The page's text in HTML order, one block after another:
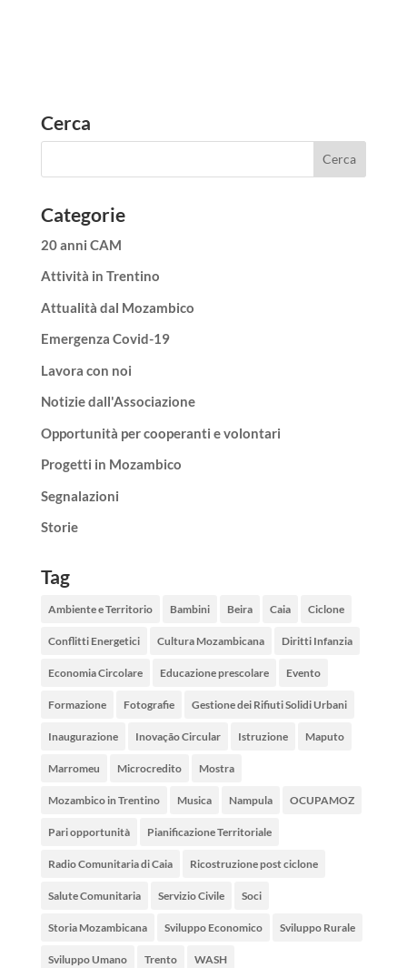
Cerca
Categorie
20 anni CAM
Attività in Trentino
Attualità dal Mozambico
Emergenza Covid-19
Lavora con noi
Notizie dall'Associazione
Opportunità per cooperanti e volontari
Progetti in Mozambico
Segnalazioni
Storie
Tag
Ambiente e Territorio Bambini Beira Caia Ciclone
Conflitti Energetici Cultura Mozambicana Diritti Infanzia
Economia Circolare Educazione prescolare Evento
Formazione Fotografie Gestione dei Rifiuti Solidi Urbani
Inaugurazione Inovação Circular Istruzione Maputo
Marromeu Microcredito Mostra
Mozambico in Trentino Musica Nampula OCUPAMOZ
Pari opportunità Pianificazione Territoriale
Radio Comunitaria di Caia Ricostruzione post ciclone
Salute Comunitaria Servizio Civile Soci
Storia Mozambicana Sviluppo Economico Sviluppo Rurale
Sviluppo Umano Trento WASH